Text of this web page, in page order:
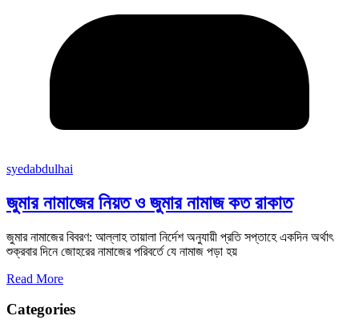
syedabdulhai
জুমার নামাজের নিয়ত ও জুমার নামাজ কত রাকাত
জুমার নামাজের বিবরণ: আল্লাহ তায়ালা নির্দেশ অনুযায়ী প্রতি সপ্তাহে একদিন অর্থাৎ
শুক্রবার দিনে জোহরের নামাজের পরিবর্তে যে নামাজ পড়া হয়
Read More
Categories